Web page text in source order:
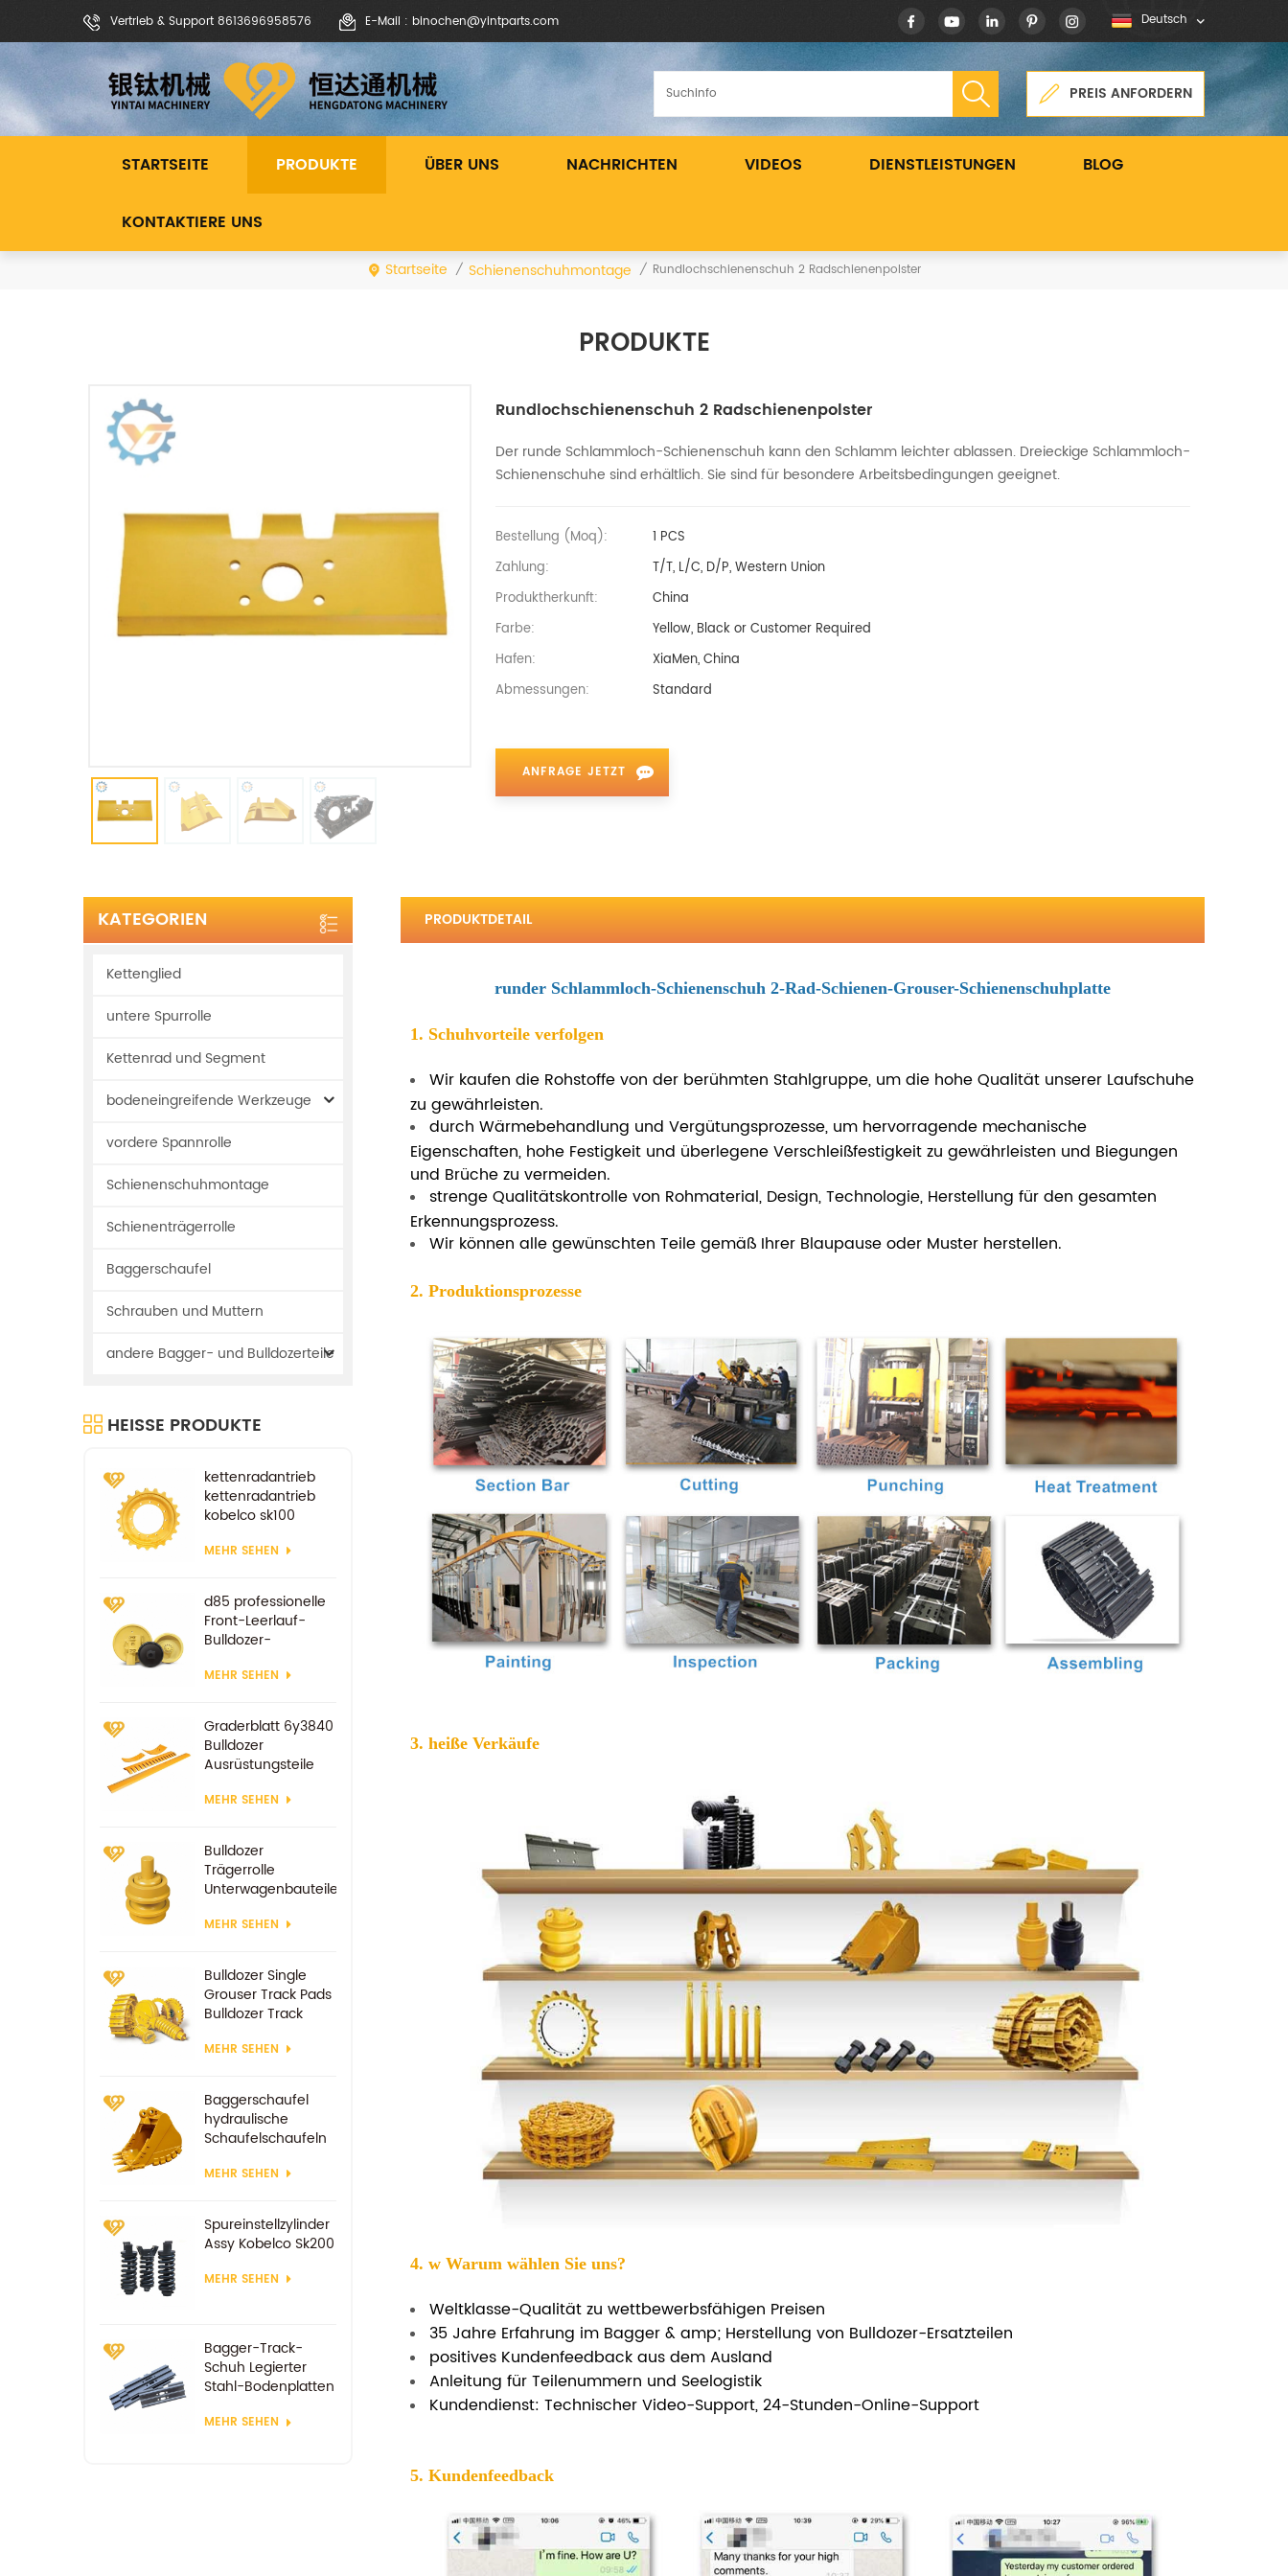
Vertrieb & Support 8613696958576 E-Mail : binochen@yintparts.com Deutsch
PREIS ANFORDERN
STARTSEITE PRODUKTE ÜBER UNS NACHRICHTEN VIDEOS DIENSTLEISTUNGEN BLOG
KONTAKTIERE UNS
Startseite / Schienenschuhmontage / Rundlochschienenschuh 2 Radschienenpolster
PRODUKTE
Rundlochschienenschuh 2 Radschienenpolster
Der runde Schlammloch-Schienenschuh kann den Schlamm leichter ablassen. Dreieckige Schlammloch-
Schienenschuhe sind erhältlich.Sie sind für besondere Arbeitsbedingungen geeignet.
Bestellung (moq):
1 PCS
Zahlung:
T/T, L/C, D/P, Western Union
Produktherkunft:
China
Farbe:
Yellow, Black or Customer Required
Hafen:
XiaMen, China
Abmessungen:
Standard
ANFRAGE JETZT
KATEGORIEN
Kettenglied
untere Spurrolle
Kettenrad und Segment
bodeneingreifende Werkzeuge
vordere Spannrolle
Schienenschuhmontage
Schienenträgerrolle
Baggerschaufel
Schrauben und Muttern
andere Bagger- und Bulldozerteile
HEISSE PRODUKTE
kettenradantrieb
kettenradantrieb
kobelco sk100
fahrradersatzteile
MEHR SEHEN
d85 professionelle
Front-Leerlauf-
Bulldozer-
MEHR SEHEN
Graderblatt 6y3840
Bulldozer
Ausrüstungsteile
MEHR SEHEN
Bulldozer
Trägerrolle
Unterwagenbauteile
MEHR SEHEN
Bulldozer Single
Grouser Track Pads
Bulldozer Track
MEHR SEHEN
Baggerschaufel
hydraulische
Schaufelschaufeln
MEHR SEHEN
Spureinstellzylinder
Assy Kobelco Sk200
MEHR SEHEN
Bagger-Track-
Schuh Legierter
Stahl-Bodenplatten
MEHR SEHEN
PRODUKTDETAIL
runder Schlammloch-Schienenschuh 2-Rad-Schienen-Grouser-Schienenschuhplatte
1. Schuhvorteile verfolgen
Wir kaufen die Rohstoffe von der berühmten Stahlgruppe, um die hohe Qualität unserer Laufschuhe
zu gewährleisten.
durch Wärmebehandlung und Vergütungsprozesse, um hervorragende mechanische
Eigenschaften, hohe Festigkeit und überlegene Verschleißfestigkeit zu gewährleisten und Biegungen
und Brüche zu vermeiden.
strenge Qualitätskontrolle von Rohmaterial, Design, Technologie, Herstellung für den gesamten
Erkennungsprozess.
Wir können alle gewünschten Teile gemäß Ihrer Blaupause oder Muster herstellen.
2. Produktionsprozesse
3. heiße Verkäufe
4. wWarum wählen Sie uns?
Weltklasse-Qualität zu wettbewerbsfähigen Preisen
35 Jahre Erfahrung im Bagger & amp; Herstellung von Bulldozer-Ersatzteilen
positives Kundenfeedback aus dem Ausland
Anleitung für Teilenummern und Seelogistik
Kundendienst: Technischer Video-Support, 24-Stunden-Online-Support
5. Kundenfeedback